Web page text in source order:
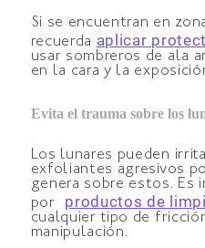
Si se encuentran en
recuerda aplicar
usar sombreros de ala
en la cara y la
Evita el trauma sobre los
Los lunares pueden
exfoliantes agresivos
genera sobre estos. Es
por productos de
cualquier tipo de
manipulación.